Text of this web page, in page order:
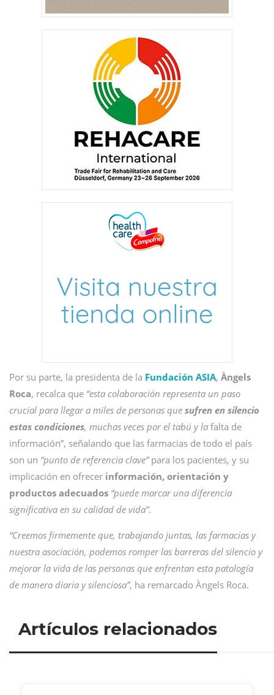
Por su parte, la presidenta de la Fundación ASIA, Àngels
Roca, recalca que “esta colaboración representa un paso
crucial para llegar a miles de personas que sufren en silencio
estas condiciones, muchas veces por el tabú y la falta de
información”, señalando que las farmacias de todo el país
son un “punto de referencia clave”para los pacientes, y su
implicación en ofrecer información, orientación y
productos adecuados “puede marcar una diferencia
significativa en su calidad de vida”.
“Creemos firmemente que, trabajando juntas, las farmacias y
nuestra asociación, podemos romper las barreras del silencio y
mejorar la vida de las personas que enfrentan esta patología
de manera diaria y silenciosa”, ha remarcado Àngels Roca.
Artículos relacionados